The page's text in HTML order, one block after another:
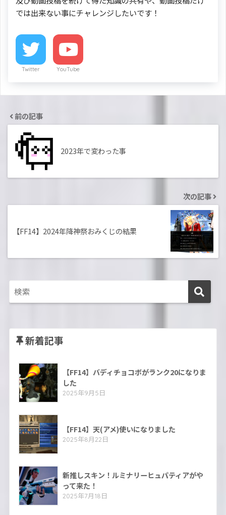
では出来ない事にチャレンジしたいです！
Twitter YouTube
前の記事
2023年で変わった事
次の記事
【FF14】2024年降神祭おみくじの結果
新着記事
【FF14】バディチョコボがランク20になりま
した
2025年9月5日
【FF14】天(アメ)使いになりました
2025年8月22日
新推しスキン！ルミナリーヒュパティアがや
って来た！
2025年7月18日